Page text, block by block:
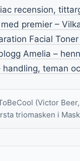
recension,
premier –
Facial
Amelia –
handling, teman
(Victor
triomasken i